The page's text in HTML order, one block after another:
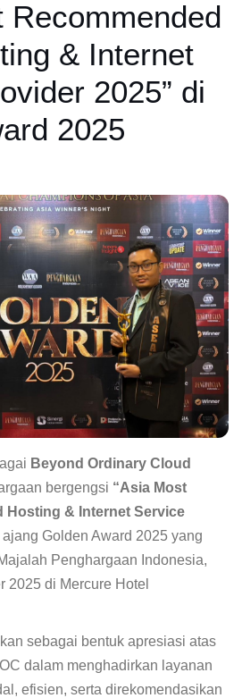
Recommended
& Internet
2025” di
2025
Beyond Ordinary Cloud
bergengsi “Asia Most
Hosting & Internet Service
Golden Award 2025 yang
Penghargaan Indonesia,
2025 di Mercure Hotel
sebagai bentuk apresiasi atas
dalam menghadirkan layanan
efisien, serta direkomendasikan